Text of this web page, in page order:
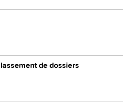
de dossiers